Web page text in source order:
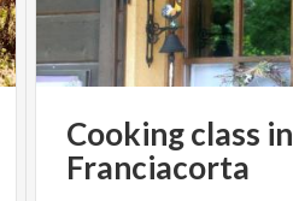
Cookingclass in
Franciacorta